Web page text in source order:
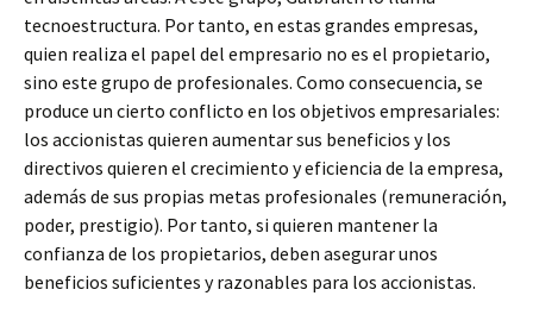
tecnoestructura. Por tanto, en estas grandes empresas,
quien realiza el papel del empresario no es el propietario,
sino este grupo de profesionales. Como consecuencia, se
produce un cierto conflicto en los objetivos empresariales:
los accionistas quieren aumentar sus beneficios y los
directivos quieren el crecimiento y eficiencia de la empresa,
además de sus propias metas profesionales (remuneración,
poder, prestigio). Por tanto, si quieren mantener la
confianza de los propietarios, deben asegurar unos
beneficios suficientes y razonables para los accionistas.